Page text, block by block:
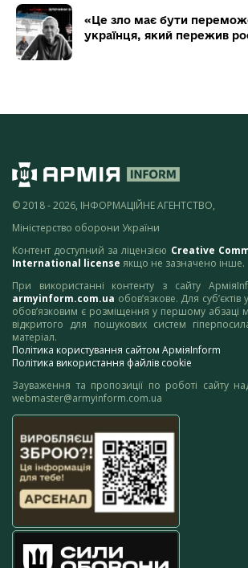
«Це зло має бути
українця, який пережив
© 2018 - 2026, ІНФОРМАЦІЙНЕ АГЕНТСТВО,
Міністерство оборони України
Контент доступний за ліцензією Creative
International license якщо не зазначено інше.
При використанні контенту з сайту
armyinform.com.ua обов’язкове. Для
обов’язковим є розміщення у першому абзаці
відкритого для пошукових систем
матеріал.
Політика користування сайтом АрміяInform
Політика використання файлів cookie
Зауваження та пропозиції по роботі сайту
webmaster@armyinform.com.ua